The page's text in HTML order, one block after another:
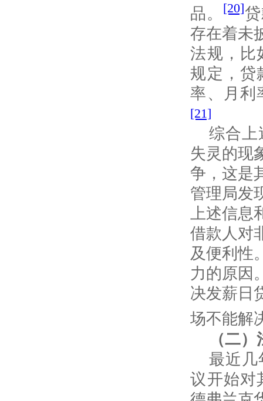
品。
[20]
存在着未
法规，比
规定，贷
率、月利
[21]
综合上
失灵的现
争，这是
管理局发
上述信息
借款人对
及便利性
力的原因
决发薪日
场不能解
（二
最近几
议开始对